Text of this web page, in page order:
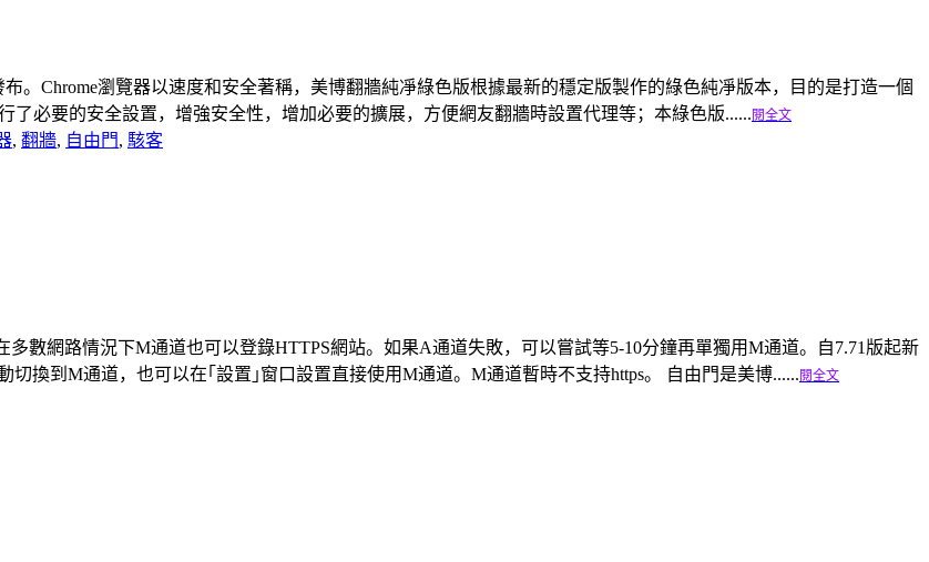
布。Chrome瀏覽器以速度和安全著稱，美博翻牆純凈綠色版根據最新的穩定版製作的綠色純凈版本，目的是打造一個
必要的安全設置，增強安全性，增加必要的擴展，方便網友翻牆時設置代理等；本綠色版...... 閱全文
, 翻牆, 自由門, 駭客
多數網路情況下M通道也可以登錄HTTPS網站。如果A通道失敗，可以嘗試等5-10分鐘再單獨用M通道。自7.71版起新
換到M通道，也可以在｢設置｣窗口設置直接使用M通道。M通道暫時不支持https。 自由門是美博...... 閱全文